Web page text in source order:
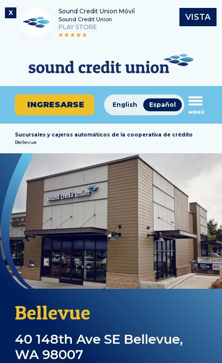
X Sound Credit Union Móvil
Sound Credit Union
PLAY STORE
VISTA
contenido
sesión
banca
en
línea
Número de ruta
325183220
¿En
qué
podemos
ayudarle
a
encontrar?
Español
English
INGRESARSE
MENÚ
Sucursales y cajeros automáticos de la cooperativa de crédito
Bellevue
Bellevue
40 148th Ave SE Bellevue,
WA 98007